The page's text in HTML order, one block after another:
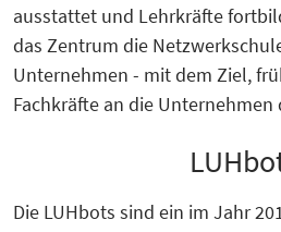
ausstattet und Lehrkräfte
das Zentrum die
Unternehmen - mit dem Ziel,
Fachkräfte an die Unternehmen
Die LUHbots sind ein im Jahr